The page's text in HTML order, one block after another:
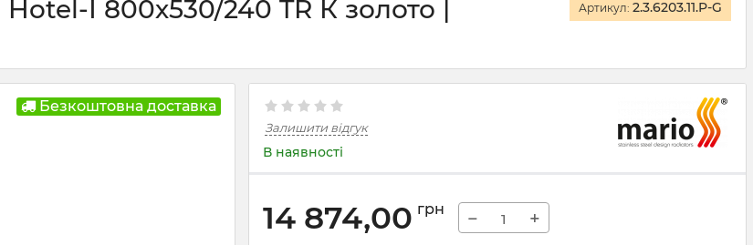
І 800х530/240 TR К золото |
Артикул: 2.3.6203.11.P-G
Безкоштовна доставка
Залишити відгук
В наявності
14 874,00 грн − +